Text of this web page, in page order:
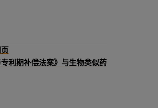
利期补偿法案》与生物类似药